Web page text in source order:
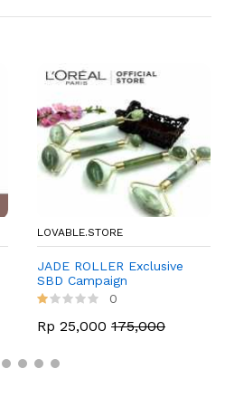
LOVABLE.STORE
JADE ROLLER Exclusive
SBD Campaign
0
Rp 25,000 175,000